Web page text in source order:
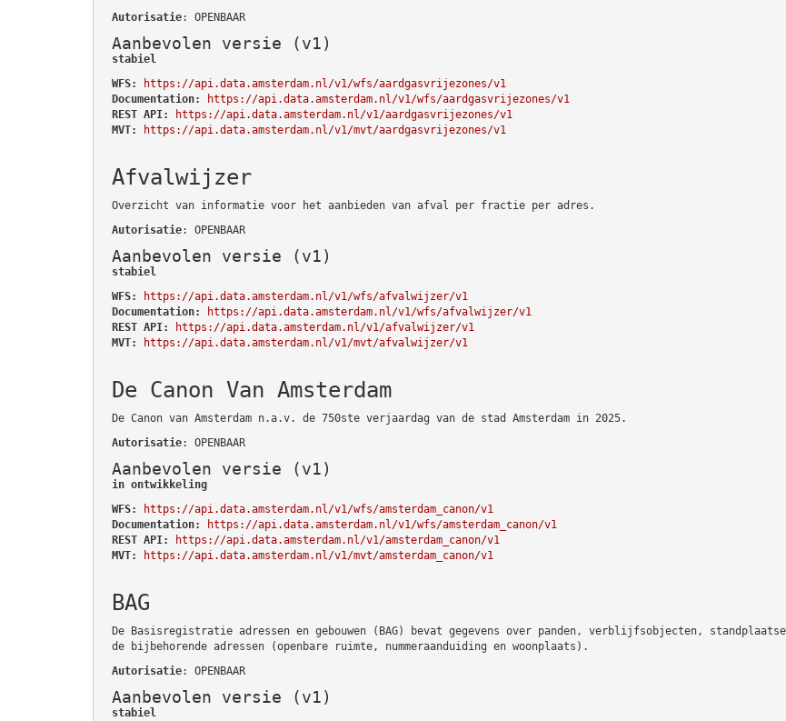
Autorisatie: OPENBAAR
Aanbevolen versie (v1)
stabiel
WFS:
https://api.data.amsterdam.nl/v1/wfs/aardgasvrijezones/v1
Documentation:
https://api.data.amsterdam.nl/v1/wfs/aardgasvrijezones/v1
REST API:
https://api.data.amsterdam.nl/v1/aardgasvrijezones/v1
MVT:
https://api.data.amsterdam.nl/v1/mvt/aardgasvrijezones/v1
Afvalwijzer
Overzicht van informatie voor het aanbieden van afval per fractie per adres.
Autorisatie: OPENBAAR
Aanbevolen versie (v1)
stabiel
WFS:
https://api.data.amsterdam.nl/v1/wfs/afvalwijzer/v1
Documentation:
https://api.data.amsterdam.nl/v1/wfs/afvalwijzer/v1
REST API:
https://api.data.amsterdam.nl/v1/afvalwijzer/v1
MVT:
https://api.data.amsterdam.nl/v1/mvt/afvalwijzer/v1
De Canon Van Amsterdam
De Canon van Amsterdam n.a.v. de 750ste verjaardag van de stad Amsterdam in 2025.
Autorisatie: OPENBAAR
Aanbevolen versie (v1)
in ontwikkeling
WFS:
https://api.data.amsterdam.nl/v1/wfs/amsterdam_canon/v1
Documentation:
https://api.data.amsterdam.nl/v1/wfs/amsterdam_canon/v1
REST API:
https://api.data.amsterdam.nl/v1/amsterdam_canon/v1
MVT:
https://api.data.amsterdam.nl/v1/mvt/amsterdam_canon/v1
BAG
De Basisregistratie adressen en gebouwen (BAG) bevat gegevens over panden, verblijfsobjecten,
de bijbehorende adressen (openbare ruimte, nummeraanduiding en woonplaats).
Autorisatie: OPENBAAR
Aanbevolen versie (v1)
stabiel